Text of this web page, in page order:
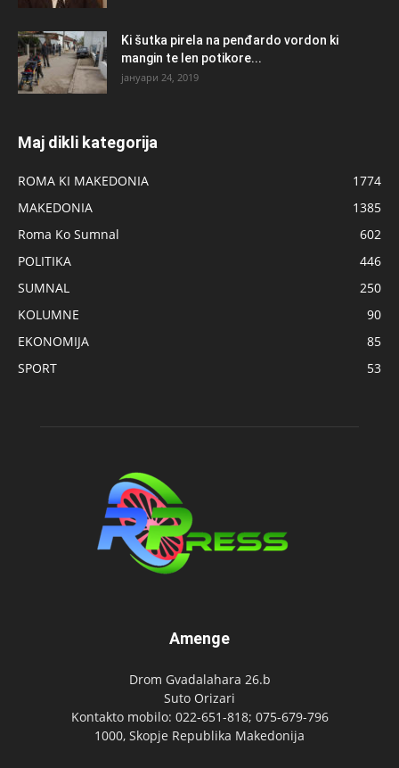
Ki šutka pirela na penđardo vordon ki
mangin te len potikore...
јануари 24, 2019
Maj dikli kategorija
ROMA KI MAKEDONIA
1774
MAKEDONIA
1385
Roma Ko Sumnal
602
POLITIKA
446
SUMNAL
250
KOLUMNE
90
EKONOMIJA
85
SPORT
53
Amenge
Drom Gvadalahara 26.b
Suto Orizari
Kontakto mobilo: 022-651-818; 075-679-796
1000, Skopje Republika Makedonija